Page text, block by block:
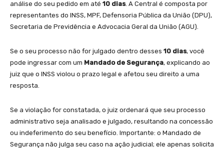
análise do seu pedido em até 10 dias. A Central é composta por
representantes do INSS, MPF, Defensoria Pública da União (DPU),
Secretaria de Previdência e Advocacia Geral da União (AGU).
Se o seu processo não for julgado dentro desses 10 dias, você
pode ingressar com um Mandado de Segurança, explicando ao
juiz que o INSS violou o prazo legal e afetou seu direito a uma
resposta.
Se a violação for constatada, o juiz ordenará que seu processo
administrativo seja analisado e julgado, resultando na concessão
ou indeferimento do seu benefício. Importante: o Mandado de
Segurança não julga seu caso na ação judicial; ele apenas solicita